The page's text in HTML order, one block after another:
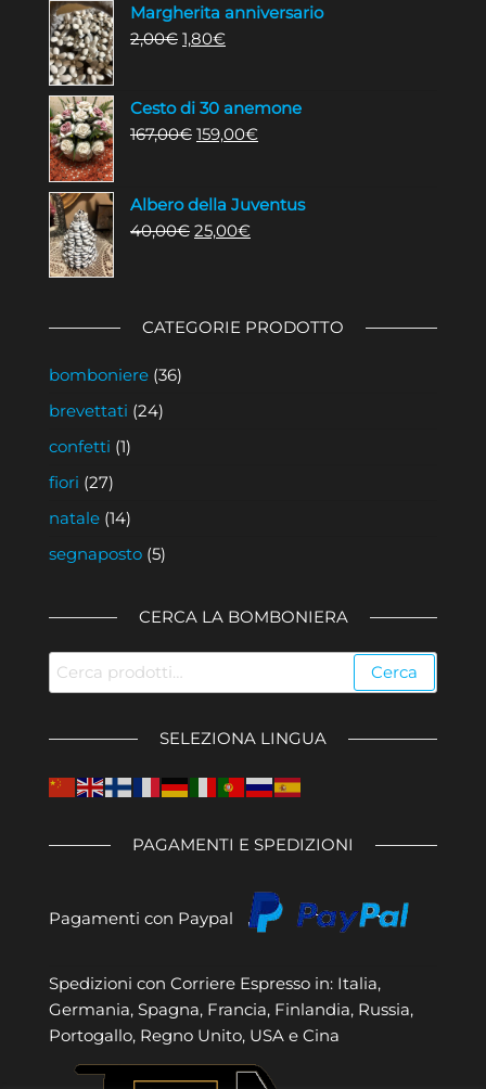
era:
7,00€.
è:
Margherita anniversario
2,00€ Il
era:
2,00€.
1,80€Il
è:
1,80€.
Cesto di 30 anemone
167,00€ Il
era:
167,00€.
159,00€Il
è:
Albero della Juventus
40,00€ Il
40,00€.
25,00€
25,00€.
CATEGORIE PRODOTTO
bomboniere (36)
brevettati (24)
confetti (1)
fiori (27)
natale (14)
segnaposto (5)
CERCA LA BOMBONIERA
Cerca: Cerca
SELEZIONA LINGUA
PAGAMENTI E SPEDIZIONI
Pagamenti con Paypal
Spedizioni con Corriere Espresso in: Italia,
Germania, Spagna, Francia, Finlandia, Russia,
Portogallo, Regno Unito, USA e Cina